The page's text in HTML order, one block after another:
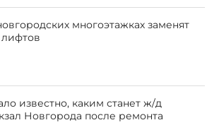
многоэтажках заменят
известно, каким станет ж/д
Новгорода после ремонта